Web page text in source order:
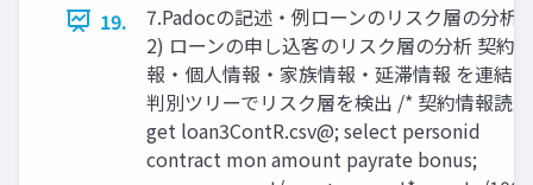
19.
7.Padocの記述・例ローンのリスク層の分析
2) ローンの申し込客のリスク層の分析 契約情
報・個人情報・家族情報・延滞情報 を連結
判別ツリーでリスク層を検出 /* 契約情報読
get loan3ContR.csv@; select personid
contract mon amount payrate bonus;